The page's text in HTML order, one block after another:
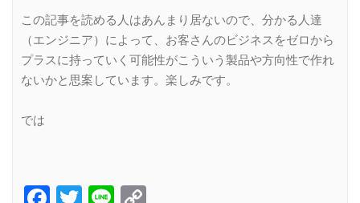
この記事を読める人はあんまり居ないので、分かる人達
（エンジニア）によって、お客さんのビジネスをゼロから
プラスに持っていく可能性がこういう製品や方向性で作れ
ないかと思案しています。楽しみです。
では